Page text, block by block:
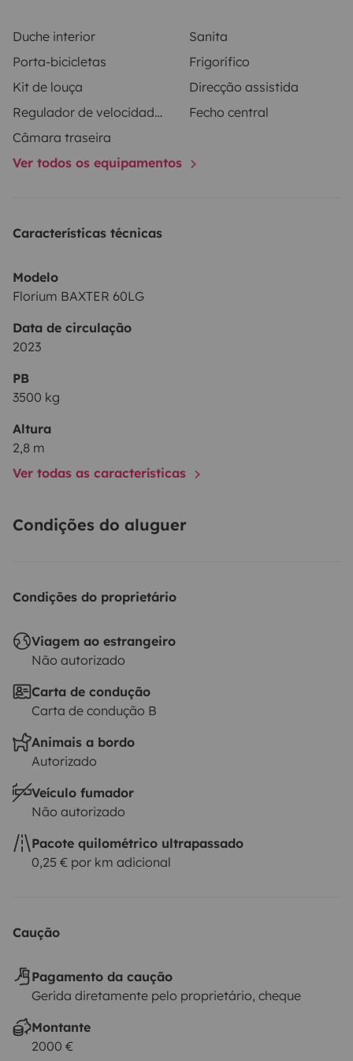
Duche interior
Sanita
Porta-bicicletas
Frigorífico
Kit de louça
Direcção assistida
Regulador de velocidade / Cruise Control
Fecho central
Câmara traseira
Ver todos os equipamentos
Características técnicas
Modelo
Florium BAXTER 60LG
Data de circulação
2023
PB
3500 kg
Altura
2,8 m
Ver todas as características
Condições do aluguer
Condições do proprietário
Viagem ao estrangeiro
Não autorizado
Carta de condução
Carta de condução B
Animais a bordo
Autorizado
Veículo fumador
Não autorizado
Pacote quilométrico ultrapassado
0,25 € por km adicional
Caução
Pagamento da caução
Gerida diretamente pelo proprietário, cheque
Montante
2000 €